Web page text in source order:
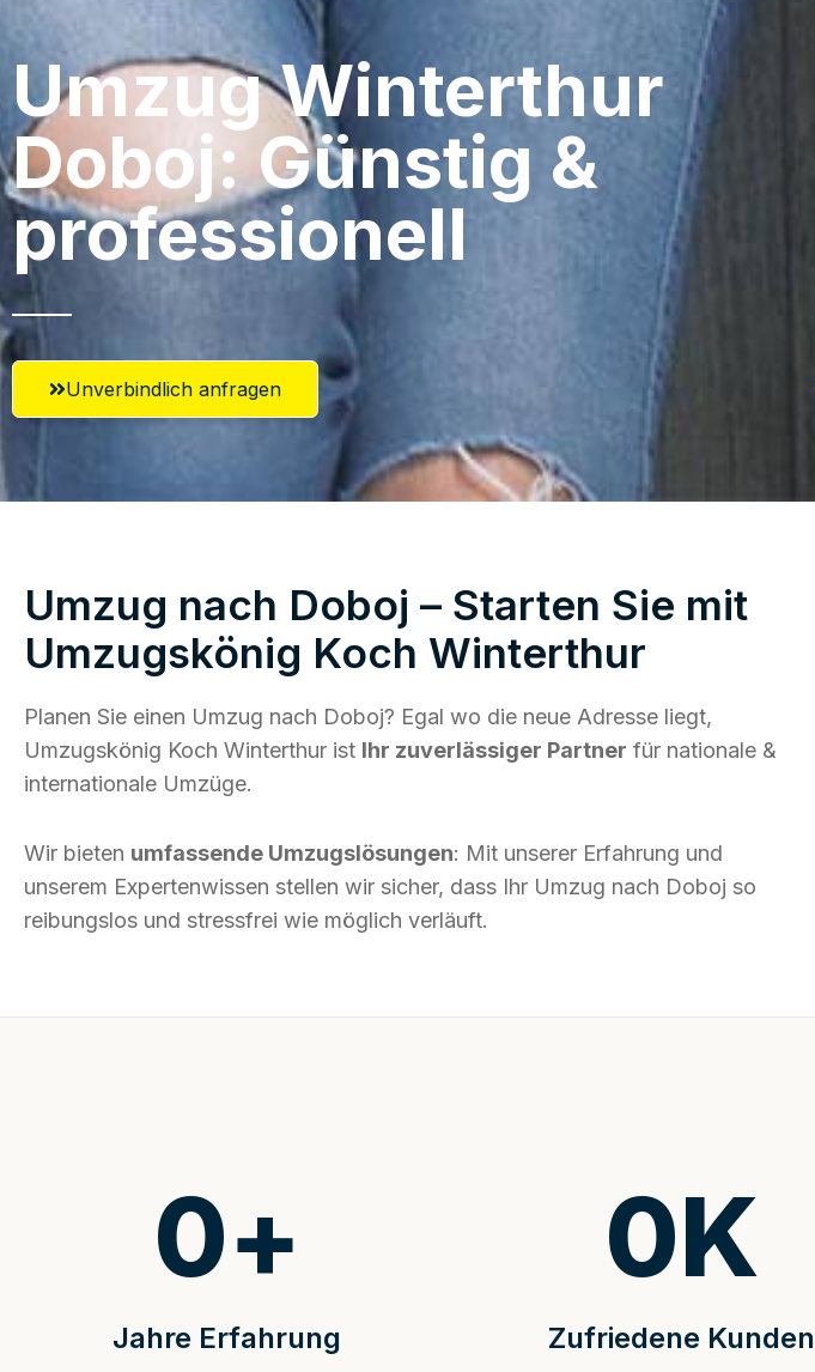
Umzug Winterthur​
Doboj: Günstig &
professionell​
Unverbindlich anfragen
Umzug nach Doboj – Starten Sie mit
Umzugskönig Koch Winterthur
Planen Sie einen Umzug nach Doboj? Egal wo die neue Adresse liegt,
Umzugskönig Koch Winterthur ist Ihr zuverlässiger Partner für nationale &
internationale Umzüge.
Wir bieten umfassende Umzugslösungen: Mit unserer Erfahrung und
unserem Expertenwissen stellen wir sicher, dass Ihr Umzug nach Doboj so
reibungslos und stressfrei wie möglich verläuft.
Jahre Erfahrung
0+
Zufriedene Kunden
0K